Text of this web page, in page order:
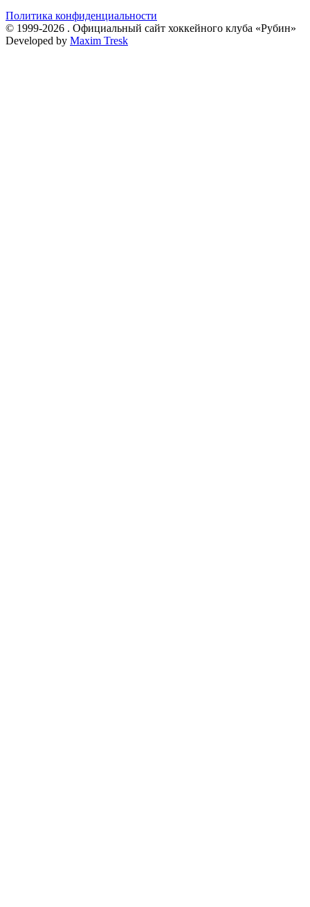
Политика конфиденциальности
© 1999-2026 . Официальный сайт хоккейного клуба «Рубин»
Developed by Maxim Tresk